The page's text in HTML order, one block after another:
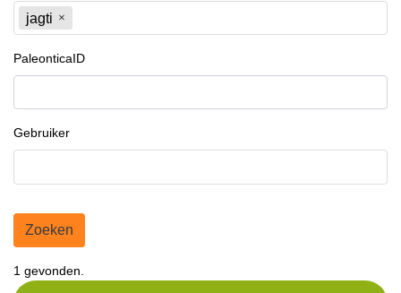
jagti
PaleonticaID
Gebruiker
Zoeken
1 gevonden.